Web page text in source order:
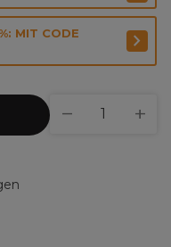
MIT CODE